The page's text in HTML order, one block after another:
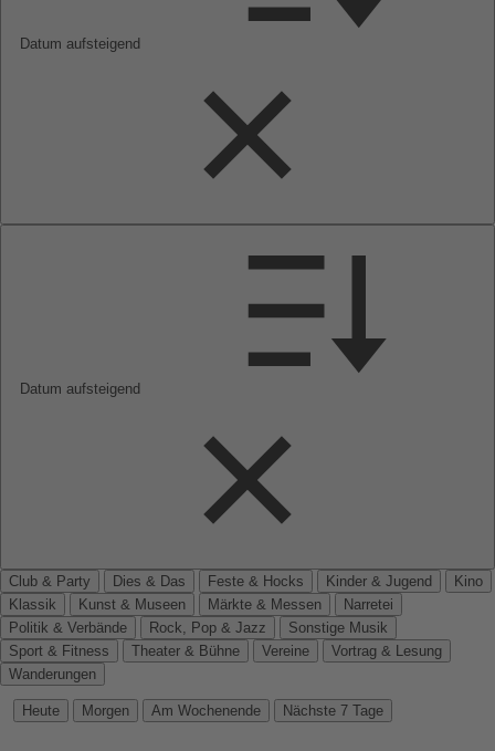
Datum aufsteigend
Datum aufsteigend
Club & Party Dies & Das Feste & Hocks Kinder & Jugend
Kino
Klassik
Kunst & Museen Märkte & Messen
Narretei
Politik & Verbände
Rock, Pop & Jazz
Sonstige Musik
Sport & Fitness
Theater & Bühne Vereine
Vortrag & Lesung
Wanderungen
Heute Morgen Am Wochenende Nächste 7 Tage